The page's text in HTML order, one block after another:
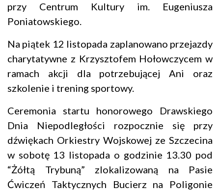
przy Centrum Kultury im. Eugeniusza
Poniatowskiego.
Na piątek 12 listopada zaplanowano przejazdy
charytatywne z Krzysztofem Hołowczycem w
ramach akcji dla potrzebującej Ani oraz
szkolenie i trening sportowy.
Ceremonia startu honorowego Drawskiego
Dnia Niepodległości rozpocznie się przy
dźwiękach Orkiestry Wojskowej ze Szczecina
w sobotę 13 listopada o godzinie 13.30 pod
“Żółtą Trybuną” zlokalizowaną na Pasie
Ćwiczeń Taktycznych Bucierz na Poligonie